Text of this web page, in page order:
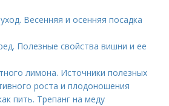
Весенняя и осенняя посадка
Полезные свойства вишни и ее
лимона. Источники полезных
роста и плодоношения
пить. Трепанг на меду